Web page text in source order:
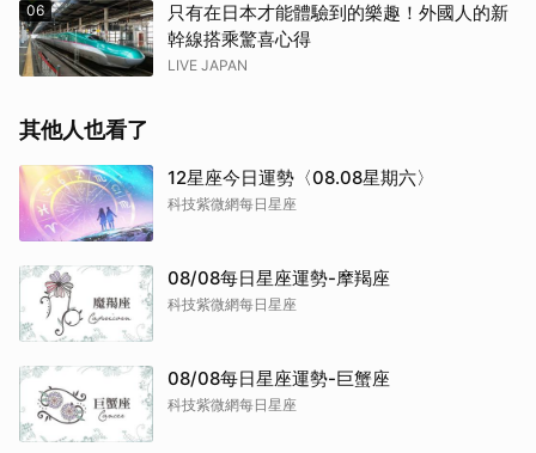
06
只有在日本才能體驗到的樂趣！外國人的新
幹線搭乘驚喜心得
LIVE JAPAN
其他人也看了
12星座今日運勢〈08.08星期六〉
科技紫微網每日星座
08/08每日星座運勢-摩羯座
科技紫微網每日星座
08/08每日星座運勢-巨蟹座
科技紫微網每日星座